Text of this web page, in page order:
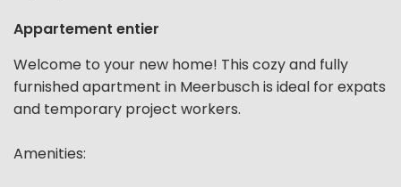
Appartement entier
Welcome to your new home! This cozy and fully
furnished apartment in Meerbusch is ideal for expats
and temporary project workers.
Amenities: